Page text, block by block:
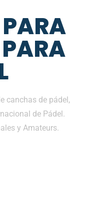
canchas de pádel,
de Pádel.
y Amateurs.